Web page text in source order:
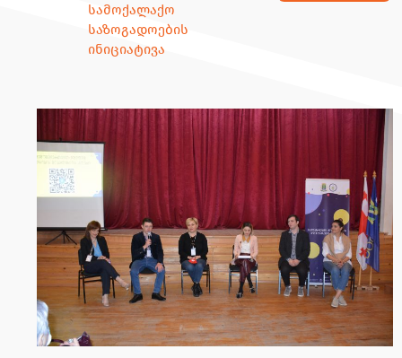
სამოქალაქო
საზოგადოების
ინიციატივა